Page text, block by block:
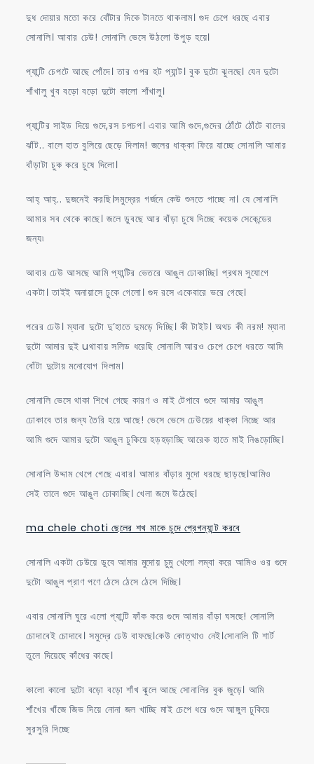
দুধ দোয়ার মতো করে বোঁটার দিকে টানতে থাকলাম। গুদ চেপে ধরছে এবার
সোনালি। আবার ঢেউ! সোনালি ভেসে উঠলো উপুড় হয়ে।
প্যান্টি চেপটে আছে পোঁদে। তার ওপর হট প্যান্ট। বুক দুটো ঝুলছে। যেন দুটো
শাঁখালু খুব বড়ো বড়ো দুটো কালো শাঁখালু।
প্যান্টির সাইড দিয়ে গুদে,রস চপচপ। এবার আমি গুদে,গুদের ঠোঁটে ঠোঁটে বালের
ঝাঁট.. বালে হাত বুলিয়ে ছেড়ে দিলাম! জলের ধাক্কা ফিরে যাচ্ছে সোনালি আমার
বাঁড়াটা চুক করে চুষে দিলো।
আহ্ আহ্.. দুজনেই করছি।সমুদ্রের গর্জনে কেউ শুনতে পাচ্ছে না। যে সোনালি
আমার সব থেকে কাছে। জলে ডুবছে আর বাঁড়া চুষে দিচ্ছে কয়েক সেকেন্ডের
জন্য৷
আবার ঢেউ আসছে আমি প্যান্টির ভেতরে আঙুল ঢোকাচ্ছি। প্রথম সুযোগে
একটা। তাইই অনায়াসে ঢুকে গেলো। গুদ রসে একেবারে ভরে গেছে।
পরের ঢেউ। ম্যানা দুটো দু’হাতে দুমড়ে দিচ্ছি। কী টাইট। অথচ কী নরম! ম্যানা
দুটো আমার দুই uথাবায় সলিড ধরেছি সোনালি আরও চেপে চেপে ধরতে আমি
বোঁটা দুটোয় মনোযোগ দিলাম।
সোনালি ভেসে থাকা শিখে গেছে কারণ ও মাই টেপাবে গুদে আমার আঙুল
ঢোকাবে তার জন্য তৈরি হয়ে আছে! ভেসে ভেসে ঢেউয়ের ধাক্কা নিচ্ছে আর
আমি গুদে আমার দুটো আঙুল ঢুকিয়ে হড়হড়াচ্ছি আরেক হাতে মাই নিঙড়োচ্ছি।
সোনালি উদ্দাম খেপে গেছে এবার। আমার বাঁড়ার মুদো ধরছে ছাড়ছে।আমিও
সেই তালে গুদে আঙুল ঢোকাচ্ছি। খেলা জমে উঠেছে।
ma chele choti ছেলের শখ মাকে চুদে প্রেগন্যান্ট করবে
সোনালি একটা ঢেউয়ে ডুবে আমার মুদোয় চুমু খেলো লম্বা করে আমিও ওর গুদে
দুটো আঙুল প্রাণ পণে ঠেসে ঠেসে ঠেসে দিচ্ছি।
এবার সোনালি ঘুরে এলো প্যান্টি ফাঁক করে গুদে আমার বাঁড়া ঘসছে! সোনালি
চোদাবেই চোদাবে। সমুদ্রে ঢেউ বাফছে।কেউ কোত্থাও নেই।সোনালি টি শার্ট
তুলে দিয়েছে কাঁধের কাছে।
কালো কালো দুটো বড়ো বড়ো শাঁখ ঝুলে আছে সোনালির বুক জুড়ে। আমি
শাঁখের খাঁজে জিভ দিয়ে নোনা জল খাচ্ছি মাই চেপে ধরে গুদে আঙ্গুল ঢুকিয়ে
সুরসুরি দিচ্ছে